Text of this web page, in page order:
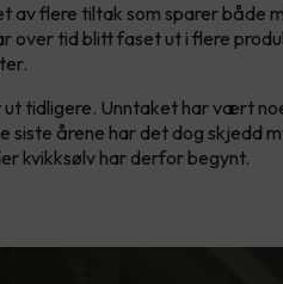
flere tiltak som sparer både
over tid blitt faset ut i flere
ut tidligere. Unntaket har vært
siste årene har det dog skjedd
kvikksølv har derfor begynt.